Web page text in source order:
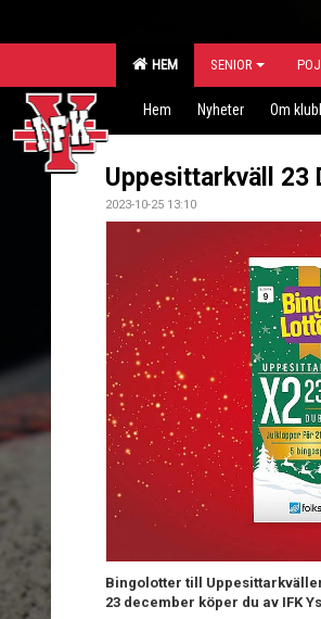
HEM SENIOR
Hem Nyheter Om
Uppesittarkväll 23
2023-10-25 13:10
Bingolotter till
23 december köper du av IFK